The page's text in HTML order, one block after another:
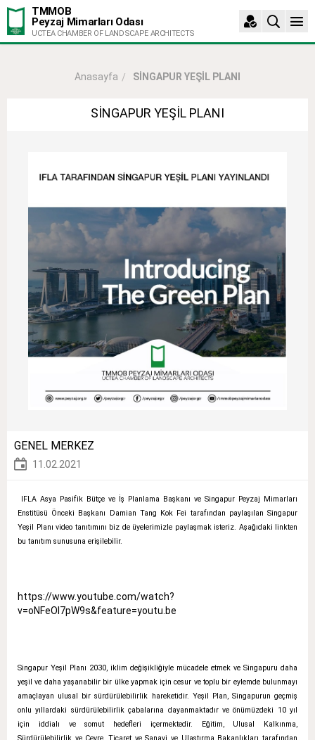
TMMOB
Peyzaj Mimarları Odası
UCTEA CHAMBER OF LANDSCAPE ARCHITECTS
Anasayfa SİNGAPUR YEŞİL PLANI
SİNGAPUR YEŞİL PLANI
GENEL MERKEZ
11.02.2021
IFLA Asya Pasifik Bütçe ve İş Planlama Başkanı ve Singapur Peyzaj Mimarları
Enstitüsü Önceki Başkanı Damian Tang Kok Fei tarafından paylaşılan Singapur
Yeşil Planı video tanıtımını biz de üyelerimizle paylaşmak isteriz. Aşağıdaki linkten
bu tanıtım sunusuna erişilebilir.
https://www.youtube.com/watch?
v=oNFeOl7pW9s&feature=youtu.be
Singapur Yeşil Planı 2030, iklim değişikliğiyle mücadele etmek ve Singapuru daha
yeşil ve daha yaşanabilir bir ülke yapmak için cesur ve toplu bir eylemde bulunmayı
amaçlayan ulusal bir sürdürülebilirlik hareketidir. Yeşil Plan, Singapurun geçmiş
onlu yıllardaki sürdürülebilirlik çabalarına dayanmaktadır ve önümüzdeki 10 yıl
için iddialı ve somut hedefleri içermektedir. Eğitim, Ulusal Kalkınma,
Sürdürülebilirlik ve Çevre, Ticaret ve Sanayi ve Ulaştırma Bakanlıkları tarafından